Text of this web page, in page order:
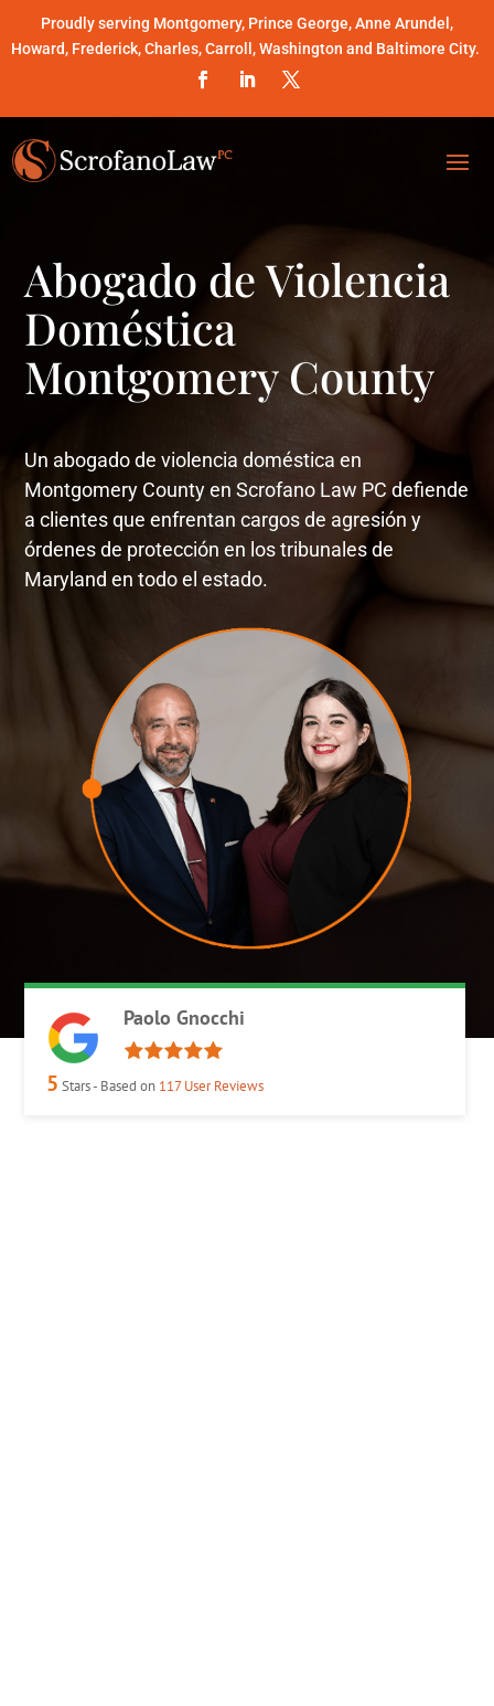
Proudly serving Montgomery, Prince George, Anne Arundel,
Howard, Frederick, Charles, Carroll, Washington and Baltimore City.
Abogado de Violencia
Doméstica
Montgomery County
Un abogado de violencia doméstica en
Montgomery County en Scrofano Law PC defiende
a clientes que enfrentan cargos de agresión y
órdenes de protección en los tribunales de
Maryland en todo el estado.
Paolo Gnocchi
5 Stars - Based on 117User Reviews